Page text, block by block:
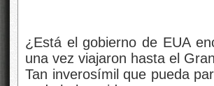
¿Está el gobierno de EUA
una vez viajaron hasta el
Tan inverosímil que pueda